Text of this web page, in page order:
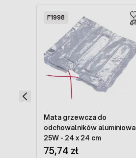
F1998
Mata grzewcza do
odchowalników aluminiowa
25W - 24 x 24 cm
75,74 zł